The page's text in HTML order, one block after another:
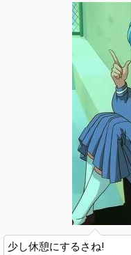
少し休憩にするさね!